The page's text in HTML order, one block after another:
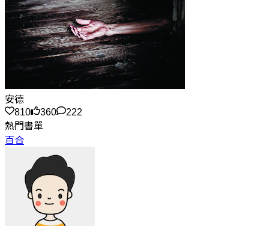
安德
810
360
222
熱門書單
百合